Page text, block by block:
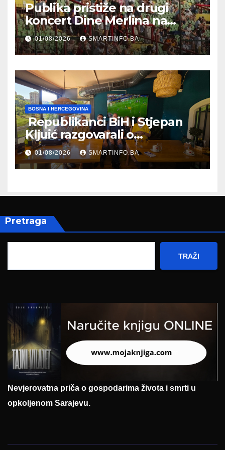
Publika pristiže na drugi
koncert Dine Merlina na
Koševu
01/08/2026 SMARTINFO.BA
BOSNA I HERCEGOVINA
Republikanci BiH i Stjepan
Kljuić razgovarali o
evropskom putu Bosne i
Hercegovine
01/08/2026 SMARTINFO.BA
Pretraga
TRAŽI
Nevjerovatna priča o gospodarima života i smrti u
opkoljenom Sarajevu.